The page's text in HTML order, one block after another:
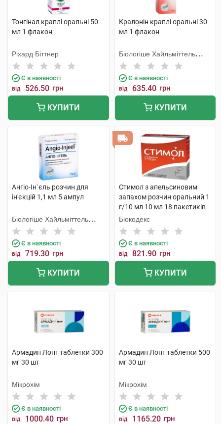
Тонгінал краплі оральні 50
мл 1 флакон
Ріхард Біттнер
Є в наявності
від 526.50 грн
КУПИТИ
Кралонін краплі оральні 30
мл 1 флакон
Біологіше Хайльміттель
Хеель
Є в наявності
від 635.40 грн
КУПИТИ
Ангіо-Ін`єль розчин для
ін'єкцій 1,1 мл 5 ампул
Біологіше Хайльміттель
Хеель
Є в наявності
від 719.30 грн
КУПИТИ
Стимол з апельсиновим
запахом розчин оральний 1
г/10 мл 10 мл 18 пакетиків
Біокодекс
Є в наявності
від 821.90 грн
КУПИТИ
Армадин Лонг таблетки 300
мг 30 шт
Мікрохім
Є в наявності
від 1000.40 грн
Армадин Лонг таблетки 500
мг 30 шт
Мікрохім
Є в наявності
від 1165.20 грн